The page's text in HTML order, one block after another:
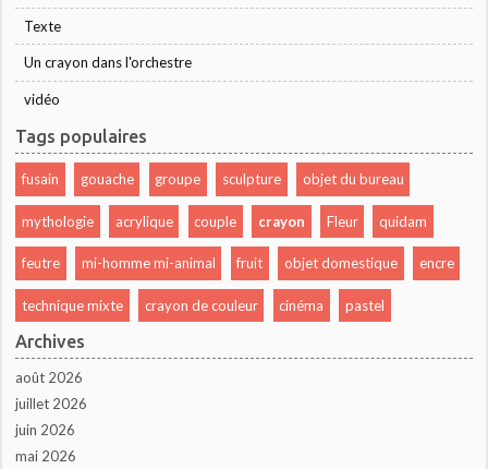
Texte
Un crayon dans l'orchestre
vidéo
Tags populaires
fusain gouache groupe sculpture objet du bureau
mythologie acrylique couple crayon Fleur quidam
feutre mi-homme mi-animal fruit objet domestique encre
technique mixte crayon de couleur cinéma pastel
Archives
août 2026
juillet 2026
juin 2026
mai 2026